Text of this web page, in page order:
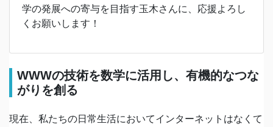
学の発展への寄与を目指す玉木さんに、応援よろし
くお願いします！
WWWの技術を数学に活用し、有機的なつな
がりを創る
現在、私たちの日常生活においてインターネットはなくて